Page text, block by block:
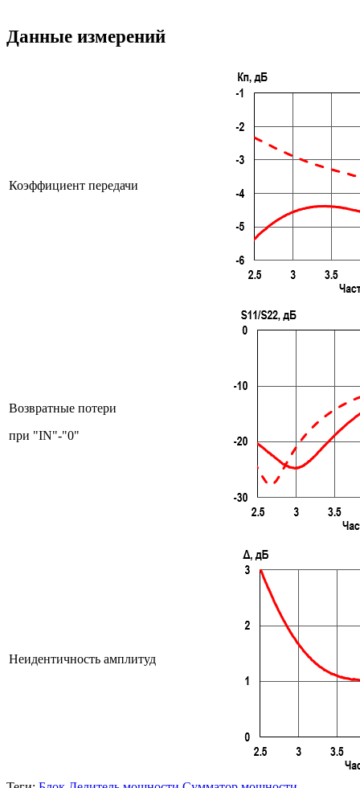
Данные измерений
Коэффициент передачи
Возвратные потери
при "IN"-"0"
Неидентичность амплитуд